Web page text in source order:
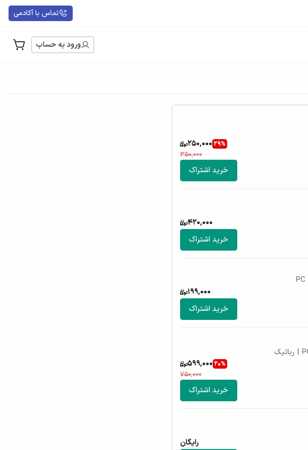
ورود به حساب
تماس با آکادمی
29%
250,000
350,000
خرید اشتراک
420,000
خرید اشتراک
199,000
خرید اشتراک
20%
599,000
750,000
خرید اشتراک
رایگان